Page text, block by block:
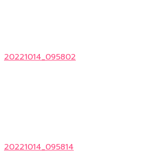
20221014_095802
20221014_095814